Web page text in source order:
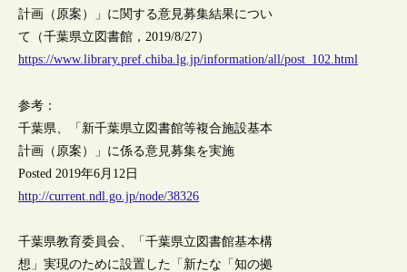
計画（原案）」に関する意見募集結果につい
て（千葉県立図書館，2019/8/27）
https://www.library.pref.chiba.lg.jp/information/all/post_102.html
参考：
千葉県、「新千葉県立図書館等複合施設基本
計画（原案）」に係る意見募集を実施
Posted 2019年6月12日
http://current.ndl.go.jp/node/38326
千葉県教育委員会、「千葉県立図書館基本構
想」実現のために設置した「新たな「知の拠